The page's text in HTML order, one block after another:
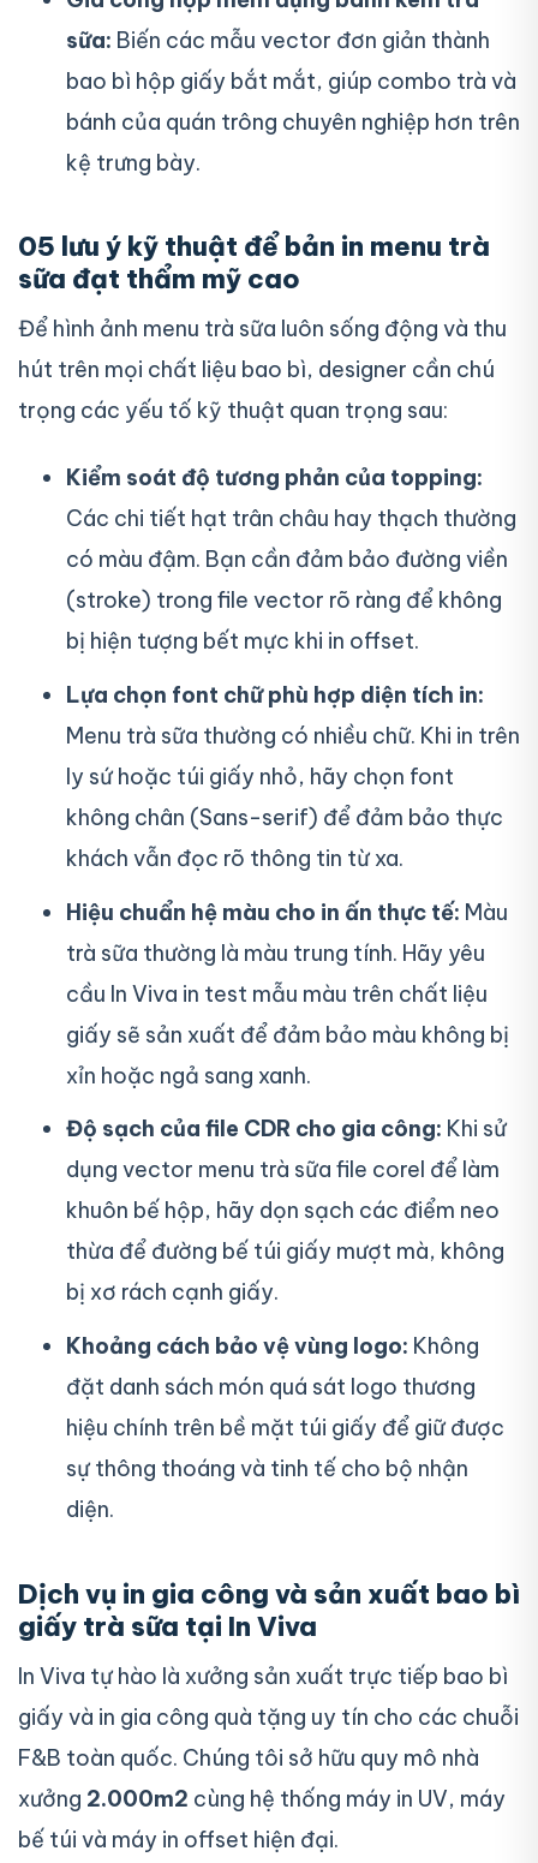
sữa: Biến các mẫu vector đơn giản thành
bao bì hộp giấy bắt mắt, giúp combo trà và
bánh của quán trông chuyên nghiệp hơn trên
kệ trưng bày.
05 lưu ý kỹ thuật để bản in menu trà
sữa đạt thẩm mỹ cao
Để hình ảnh menu trà sữa luôn sống động và thu
hút trên mọi chất liệu bao bì, designer cần chú
trọng các yếu tố kỹ thuật quan trọng sau:
Kiểm soát độ tương phản của topping:
Các chi tiết hạt trân châu hay thạch thường
có màu đậm. Bạn cần đảm bảo đường viền
(stroke) trong file vector rõ ràng để không
bị hiện tượng bết mực khi in offset.
Lựa chọn font chữ phù hợp diện tích in:
Menu trà sữa thường có nhiều chữ. Khi in trên
ly sứ hoặc túi giấy nhỏ, hãy chọn font
không chân (Sans-serif) để đảm bảo thực
khách vẫn đọc rõ thông tin từ xa.
Hiệu chuẩn hệ màu cho in ấn thực tế: Màu
trà sữa thường là màu trung tính. Hãy yêu
cầu In Viva in test mẫu màu trên chất liệu
giấy sẽ sản xuất để đảm bảo màu không bị
xỉn hoặc ngả sang xanh.
Độ sạch của file CDR cho gia công: Khi sử
dụng vector menu trà sữa file corel để làm
khuôn bế hộp, hãy dọn sạch các điểm neo
thừa để đường bế túi giấy mượt mà, không
bị xơ rách cạnh giấy.
Khoảng cách bảo vệ vùng logo: Không
đặt danh sách món quá sát logo thương
hiệu chính trên bề mặt túi giấy để giữ được
sự thông thoáng và tinh tế cho bộ nhận
diện.
Dịch vụ in gia công và sản xuất bao bì
giấy trà sữa tại In Viva
In Viva tự hào là xưởng sản xuất trực tiếp bao bì
giấy và in gia công quà tặng uy tín cho các chuỗi
F&B toàn quốc. Chúng tôi sở hữu quy mô nhà
xưởng 2.000m2 cùng hệ thống máy in UV, máy
bế túi và máy in offset hiện đại.